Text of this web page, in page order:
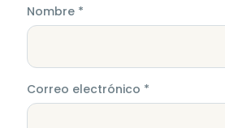
Nombre *
Correo electrónico *